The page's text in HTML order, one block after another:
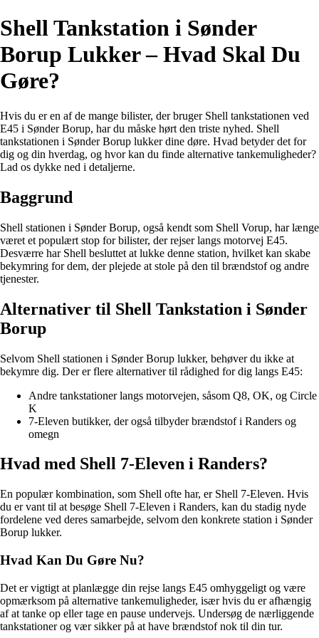
Shell Tankstation i Sønder
Borup Lukker – Hvad Skal Du
Gøre?
Hvis du er en af de mange bilister, der bruger Shell tankstationen ved
E45 i Sønder Borup, har du måske hørt den triste nyhed. Shell
tankstationen i Sønder Borup lukker dine døre. Hvad betyder det for
dig og din hverdag, og hvor kan du finde alternative tankemuligheder?
Lad os dykke ned i detaljerne.
Baggrund
Shell stationen i Sønder Borup, også kendt som Shell Vorup, har længe
været et populært stop for bilister, der rejser langs motorvej E45.
Desværre har Shell besluttet at lukke denne station, hvilket kan skabe
bekymring for dem, der plejede at stole på den til brændstof og andre
tjenester.
Alternativer til Shell Tankstation i Sønder
Borup
Selvom Shell stationen i Sønder Borup lukker, behøver du ikke at
bekymre dig. Der er flere alternativer til rådighed for dig langs E45:
Andre tankstationer langs motorvejen, såsom Q8, OK, og Circle
K
7-Eleven butikker, der også tilbyder brændstof i Randers og
omegn
Hvad med Shell 7-Eleven i Randers?
En populær kombination, som Shell ofte har, er Shell 7-Eleven. Hvis
du er vant til at besøge Shell 7-Eleven i Randers, kan du stadig nyde
fordelene ved deres samarbejde, selvom den konkrete station i Sønder
Borup lukker.
Hvad Kan Du Gøre Nu?
Det er vigtigt at planlægge din rejse langs E45 omhyggeligt og være
opmærksom på alternative tankemuligheder, især hvis du er afhængig
af at tanke op eller tage en pause undervejs. Undersøg de nærliggende
tankstationer og vær sikker på at have brændstof nok til din tur.